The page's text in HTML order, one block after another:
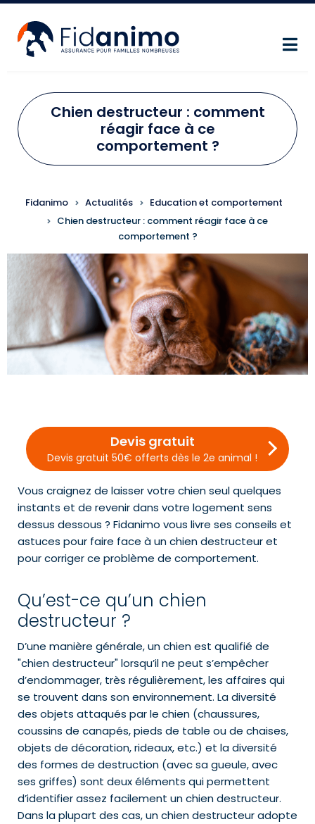
Aller au contenu principal
Chien destructeur : comment
réagir face à ce
comportement ?
FIL D'ARIANE
Fidanimo Actualités
Education et comportement
Chien destructeur : comment réagir face à ce
comportement ?
Devis gratuit
Devis gratuit 50€ offerts dès le 2e animal !
Vous craignez de laisser votre chien seul quelques
instants et de revenir dans votre logement sens
dessus dessous ? Fidanimo vous livre ses conseils et
astuces pour faire face à un chien destructeur et
pour corriger ce problème de comportement.
Qu’est-ce qu’un chien
destructeur ?
D’une manière générale, un chien est qualifié de
"chien destructeur" lorsqu’il ne peut s’empêcher
d’endommager, très régulièrement, les affaires qui
se trouvent dans son environnement. La diversité
des objets attaqués par le chien (chaussures,
coussins de canapés, pieds de table ou de chaises,
objets de décoration, rideaux, etc.) et la diversité
des formes de destruction (avec sa gueule, avec
ses griffes) sont deux éléments qui permettent
d’identifier assez facilement un chien destructeur.
Dans la plupart des cas, un chien destructeur adopte